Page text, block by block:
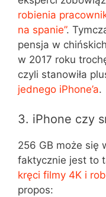
robienia
na spanie”.
pensja w
w 2017 roku
czyli stanowiła
jednego iPhone’a.
3. iPhone czy
256 GB może się
faktycznie jest to
kręci filmy 4K i
propos: